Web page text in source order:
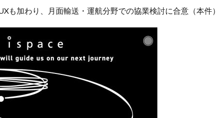
、月面輸送・運航分野での協業検討に合意（本件）